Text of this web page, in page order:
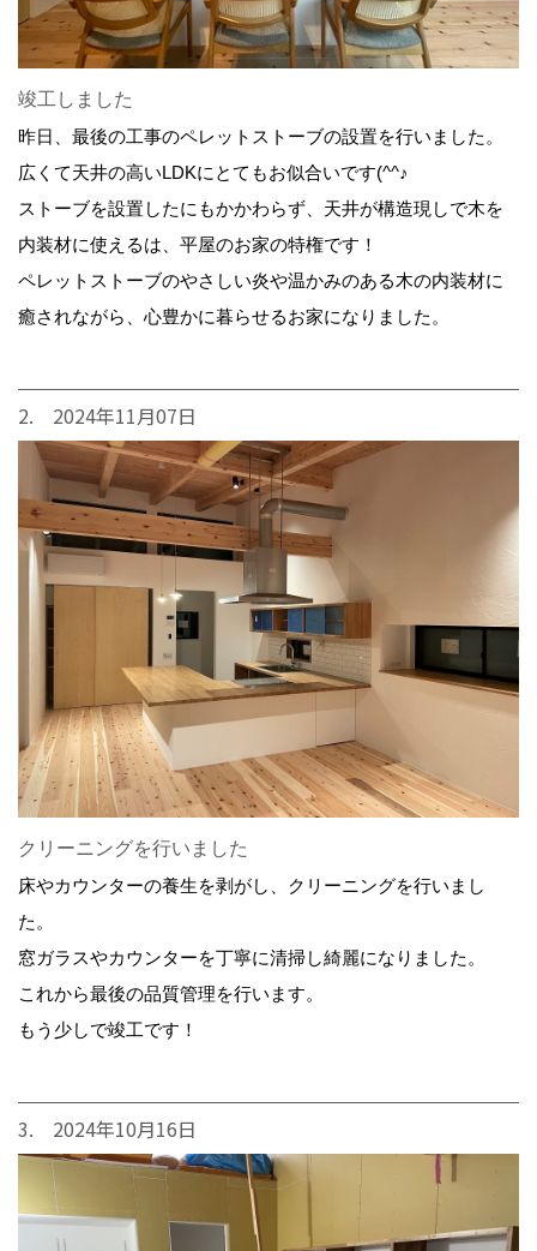
竣工しました
昨日、最後の工事のペレットストーブの設置を行いました。
広くて天井の高いLDKにとてもお似合いです(^^♪
ストーブを設置したにもかかわらず、天井が構造現しで木を
内装材に使えるは、平屋のお家の特権です！
ペレットストーブのやさしい炎や温かみのある木の内装材に
癒されながら、心豊かに暮らせるお家になりました。
2. 2024年11月07日
クリーニングを行いました
床やカウンターの養生を剥がし、クリーニングを行いまし
た。
窓ガラスやカウンターを丁寧に清掃し綺麗になりました。
これから最後の品質管理を行います。
もう少しで竣工です！
3. 2024年10月16日